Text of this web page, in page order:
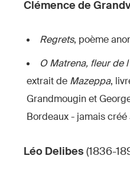
Clémence de
Regrets, poème
O Matrena, fleur de
extrait de Mazeppa,
Grandmougin et
Bordeaux - jamais créé
Léo Delibes (1836-